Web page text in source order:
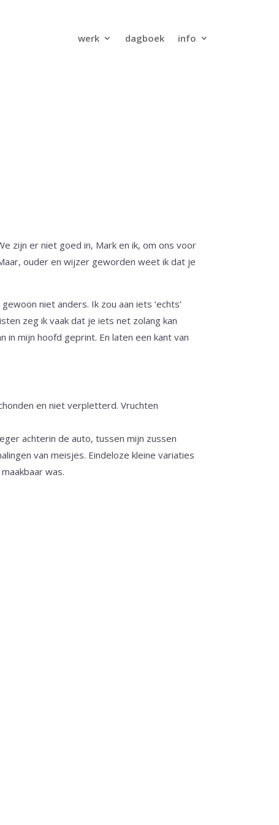
werk dagboek info
zijn er niet goed in, Mark en ik, om ons voor
ouder en wijzer geworden weet ik dat je
niet anders. Ik zou aan iets ‘echts’
zeg ik vaak dat je iets net zolang kan
mijn hoofd geprint. En laten een kant van
en niet verpletterd. Vruchten
achterin de auto, tussen mijn zussen
van meisjes. Eindeloze kleine variaties
was.